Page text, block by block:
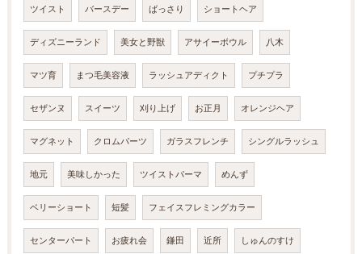
ツイスト バースデー ばっさり ショートヘア
ディズニーランド 美女と野獣 アサイーボウル 八木
マツ育 まつ毛美容液 ラッシュアディクト プチプラ
セザンヌ スイーツ 刈り上げ お正月 オレンジヘア
マグネット クロムパーツ ガラスフレンチ シングルラッシュ
地元 美味しかった ツイストパーマ めんず
ベリーショート 短髪 フェイスフレミングカラー
センターパート お疲れ会 鎌田 近所 しゅんのすけ